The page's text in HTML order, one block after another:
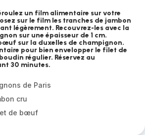
un film alimentaire sur votre
sur le film les tranches de jambon
légèrement. Recouvrez-les avec la
sur une épaisseur de 1 cm.
sur la duxelles de champignon.
pour bien envelopper le filet de
régulier. Réservez au
30 minutes.
de Paris
cru
de bœuf